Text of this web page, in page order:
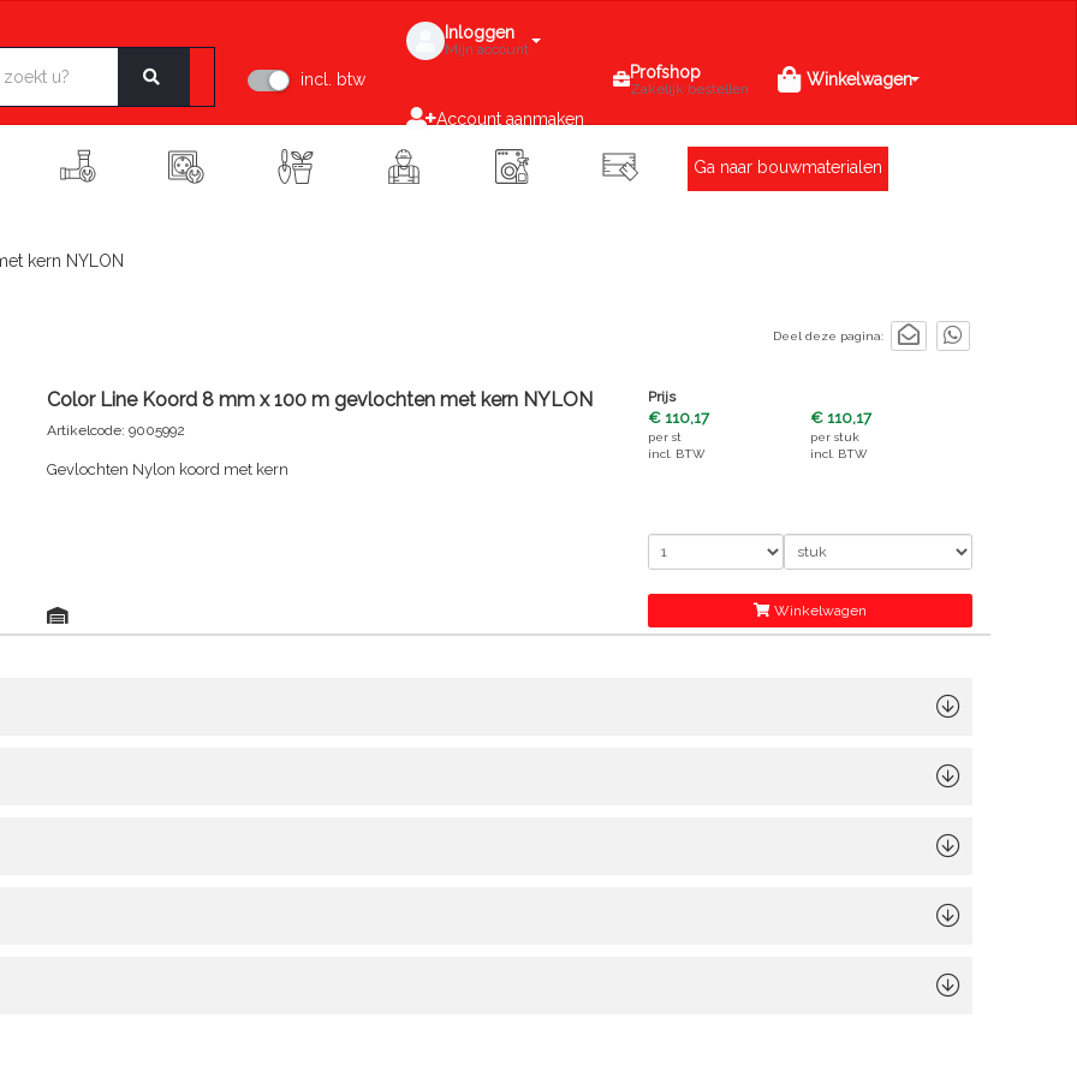
incl. btw
Inloggen
Mijn account
Account aanmaken
Profshop
Zakelijk bestellen Winkelwagen
Ga naar bouwmaterialen
kern NYLON
Deel deze pagina:
Color Line Koord 8 mm x 100 m gevlochten met kern NYLON
Artikelcode: 9005992
Gevlochten Nylon koord met kern
Prijs
€ 110,17
per st
incl. BTW
€ 110,17
per stuk
incl. BTW
Winkelwagen